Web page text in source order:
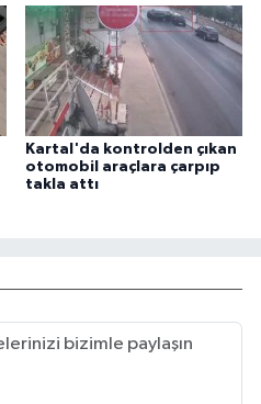
Kartal'da kontrolden çıkan
otomobil araçlara çarpıp
takla attı